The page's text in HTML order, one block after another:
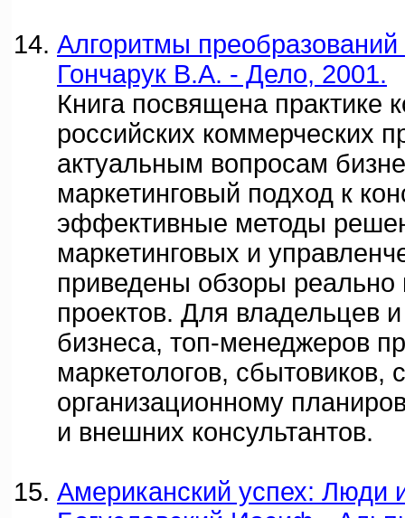
Алгоритмы преобразований
Гончарук В.А. - Дело, 2001.
Книга посвящена практике
российских коммерческих
актуальным вопросам
маркетинговый подход к
эффективные методы
маркетинговых и
приведены обзоры
проектов. Для владельцев
бизнеса, топ-менеджеров
маркетологов, сбытовиков,
организационному
и внешних консультантов.
Американский успех: Люди